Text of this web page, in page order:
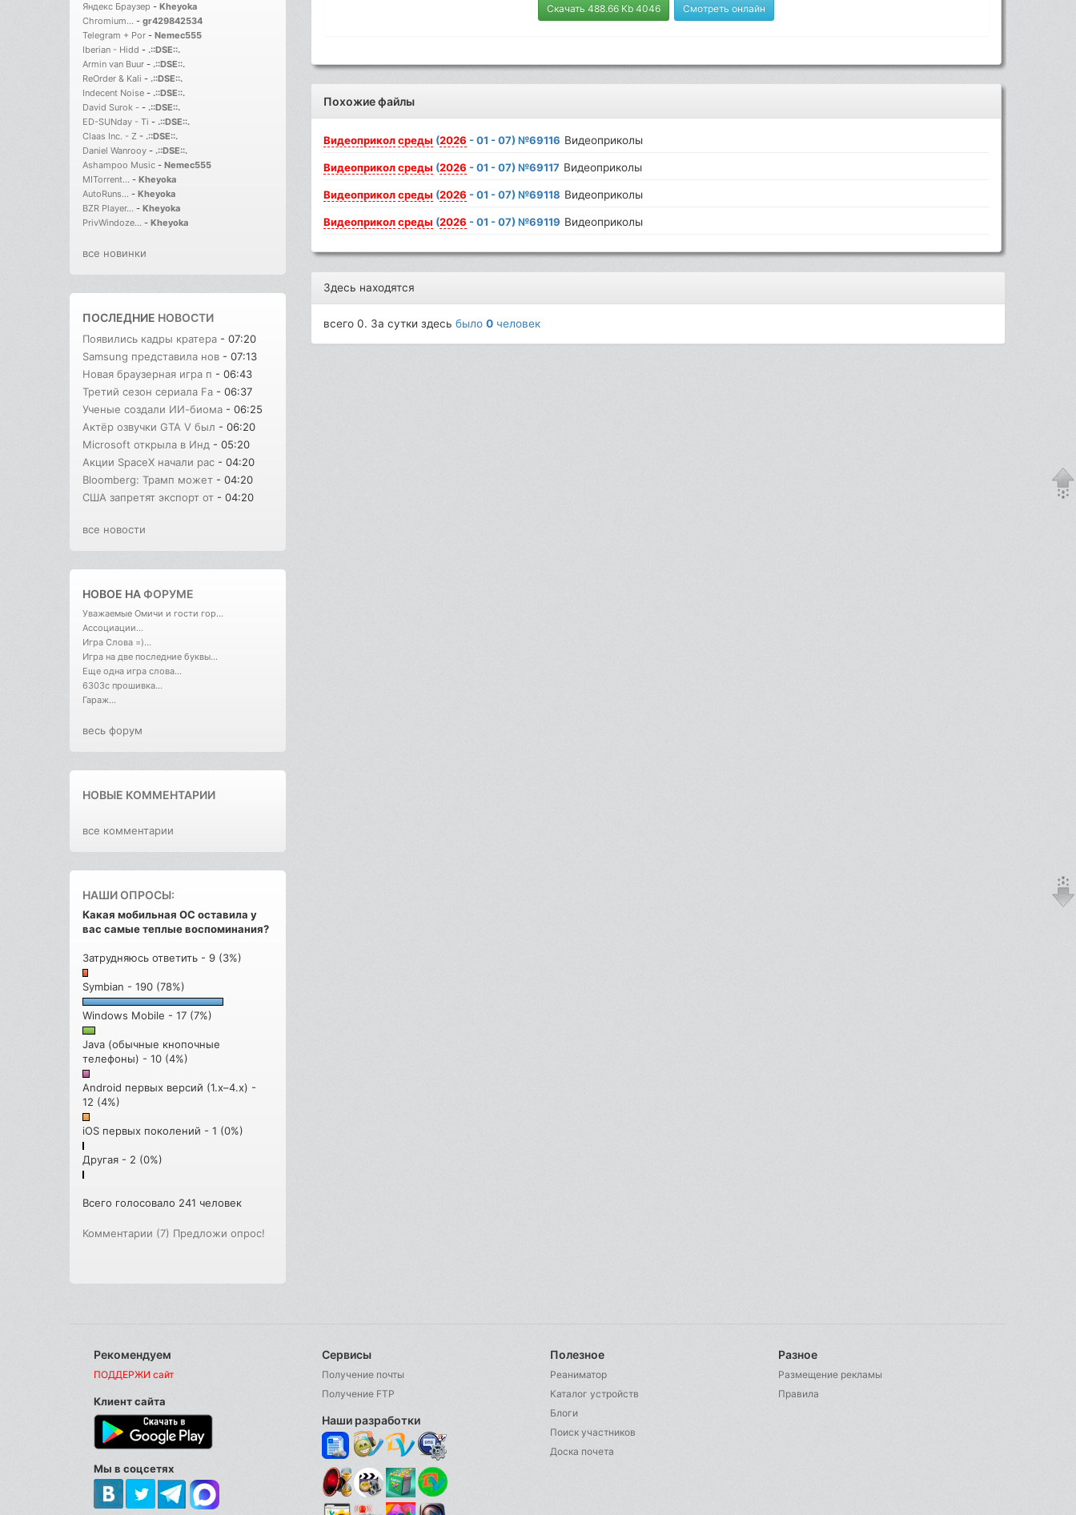
Яндекс Браузер - Kheyoka
Chromium... - gr429842534
Telegram + Por - Nemec555
Iberian - Hidd - .::DSE::.
Armin van Buur - .::DSE::.
ReOrder & Kali - .::DSE::.
Indecent Noise - .::DSE::.
David Surok - - .::DSE::.
ED-SUNday - Ti - .::DSE::.
Claas Inc. - Z - .::DSE::.
Daniel Wanrooy - .::DSE::.
Ashampoo Music - Nemec555
MITorrent... - Kheyoka
AutoRuns... - Kheyoka
BZR Player... - Kheyoka
PrivWindoze... - Kheyoka
все новинки
ПОСЛЕДНИЕ НОВОСТИ
Появились кадры кратера - 07:20
Samsung представила нов - 07:13
Новая браузерная игра п - 06:43
Третий сезон сериала Fa - 06:37
Ученые создали ИИ-биома - 06:25
Актёр озвучки GTA V был - 06:20
Microsoft открыла в Инд - 05:20
Акции SpaceX начали рас - 04:20
Bloomberg: Трамп может - 04:20
США запретят экспорт от - 04:20
все новости
НОВОЕ НАФОРУМЕ
Уважаемые Омичи и гости гор...
Ассоциации...
Игра Слова =)...
Игра на две последние буквы...
Еще одна игра слова...
6303с прошивка...
Гараж...
весь форум
НОВЫЕ КОММЕНТАРИИ
все комментарии
НАШИ ОПРОСЫ:
Какая мобильная ОС оставила у
вас самые теплые воспоминания?
Затрудняюсь ответить - 9 (3%)
Symbian - 190 (78%)
Windows Mobile - 17 (7%)
Java (обычные кнопочные
телефоны) - 10 (4%)
Android первых версий (1.x–4.x) -
12 (4%)
iOS первых поколений - 1 (0%)
Другая - 2 (0%)
Всего голосовало 241 человек
Комментарии (7) Предложи опрос!
Скачать 488.66 Kb 4046 Смотреть онлайн
Похожие файлы
Видеоприколсреды (2026 - 01 - 07) №69116 Видеоприколы
Видеоприколсреды (2026 - 01 - 07) №69117 Видеоприколы
Видеоприколсреды (2026 - 01 - 07) №69118 Видеоприколы
Видеоприколсреды (2026 - 01 - 07) №69119 Видеоприколы
Здесь находятся
всего 0. За сутки здесьбыло0 человек
Рекомендуем
ПОДДЕРЖИ сайт
Клиент сайта
Мы в соцсетях
Сервисы
Получение почты
Получение FTP
Наши разработки
Полезное
Реаниматор
Каталог устройств
Блоги
Поиск участников
Доска почета
Разное
Размещение рекламы
Правила